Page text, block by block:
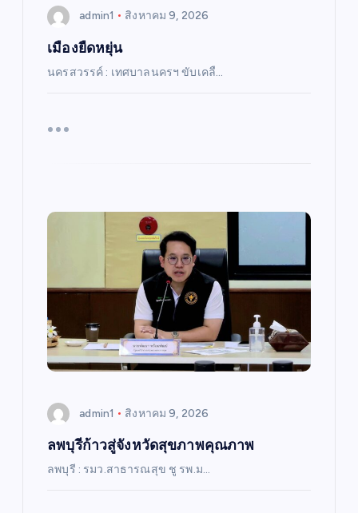
admin1 สิงหาคม 9, 2026
เมืองยืดหยุ่น
นครสวรรค์ : เทศบาลนครฯ ขับเคลื…
admin1 สิงหาคม 9, 2026
ลพบุรีก้าวสู่จังหวัดสุขภาพคุณภาพ
ลพบุรี : รมว.สาธารณสุข ชู รพ.ม…